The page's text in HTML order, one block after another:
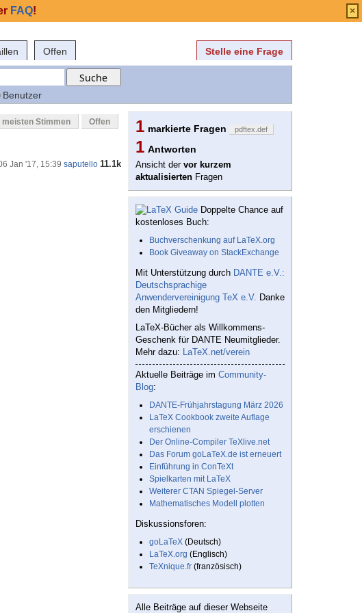
Offen Stelle eine Frage
Benutzer
meisten Stimmen Offen
Jan '17, 15:39 saputello 11.1k
1 markierte Fragen pdftex.def
1 Antworten
Ansicht der vor kurzem
aktualisierten Fragen
Doppelte Chance auf
kostenloses Buch:
Buchverschenkung auf LaTeX.org
Book Giveaway on StackExchange
Mit Unterstützung durch DANTE e.V.:
Deutschsprachige
Anwendervereinigung TeX e.V. Danke
den Mitgliedern!
LaTeX-Bücher als Willkommens-
Geschenk für DANTE Neumitglieder.
Mehr dazu: LaTeX.net/verein
Aktuelle Beiträge im Community-
Blog:
DANTE-Frühjahrstagung März 2026
LaTeX Cookbook zweite Auflage
erschienen
Der Online-Compiler TeXlive.net
Das Forum goLaTeX.de ist erneuert
Einführung in ConTeXt
Spielkarten mit LaTeX
Weiterer CTAN Spiegel-Server
Mathematisches Modell plotten
Diskussionsforen:
goLaTeX (Deutsch)
LaTeX.org (Englisch)
TeXnique.fr (französisch)
Alle Beiträge auf dieser Webseite
FAQ! ×